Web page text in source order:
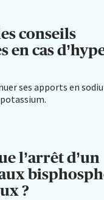
conseils
en cas
ses apports en
l’arrêt d’un
?